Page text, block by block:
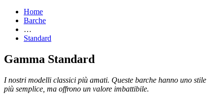
Home
Barche
…
Standard
Gamma Standard
I nostri modelli classici più amati. Queste barche hanno uno stile
più semplice, ma offrono un valore imbattibile.